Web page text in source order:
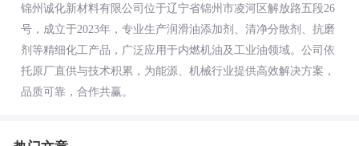
锦州诚化新材料有限公司位于辽宁省锦州市凌河区解放路五段26
号，成立于2023年，专业生产润滑油添加剂、清净分散剂、抗磨
剂等精细化工产品，广泛应用于内燃机油及工业油领域。公司依
托原厂直供与技术积累，为能源、机械行业提供高效解决方案，
品质可靠，合作共赢。